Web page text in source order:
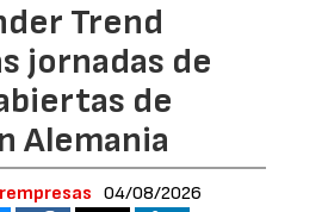
Trend
jornadas de
de
Alemania
04/08/2026